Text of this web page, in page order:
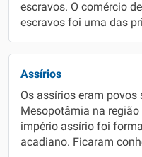
escravos. O comércio
escravos foi uma das
Assírios
Os assírios eram
Mesopotâmia na região
império assírio foi
acadiano. Ficaram